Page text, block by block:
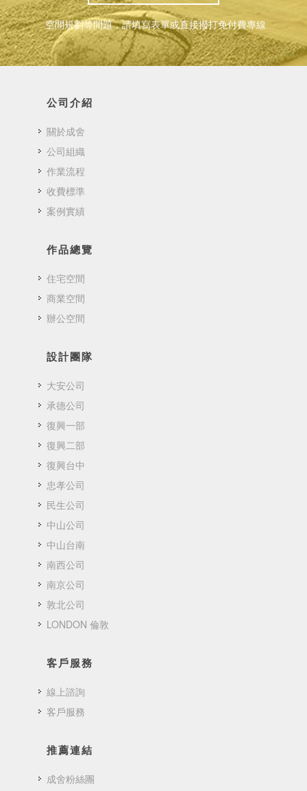
空間規劃等問題，請填寫表單或直接撥打免付費專線
公司介紹
關於成舍
公司組織
作業流程
收費標準
案例實績
作品總覽
住宅空間
商業空間
辦公空間
設計團隊
大安公司
承德公司
復興一部
復興二部
復興台中
忠孝公司
民生公司
中山公司
中山台南
南西公司
南京公司
敦北公司
LONDON 倫敦
客戶服務
線上諮詢
客戶服務
推薦連結
成舍粉絲團